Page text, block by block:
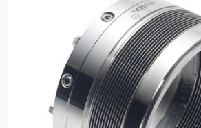
Sertifikalar ve Standartlar
Bize Ulaşın
Konumlar